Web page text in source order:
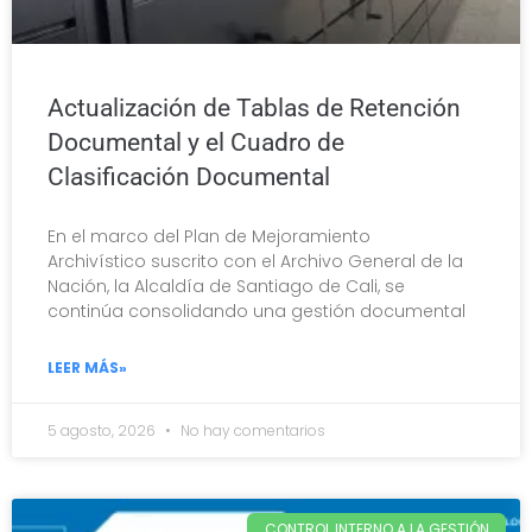
Actualización de Tablas de Retención
Documental y el Cuadro de
Clasificación Documental
En el marco del Plan de Mejoramiento
Archivístico suscrito con el Archivo General de la
Nación, la Alcaldía de Santiago de Cali, se
continúa consolidando una gestión documental
LEER MÁS»
5 agosto, 2026 No hay comentarios